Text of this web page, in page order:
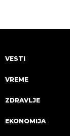
VESTI
VREME
ZDRAVLJE
EKONOMIJA